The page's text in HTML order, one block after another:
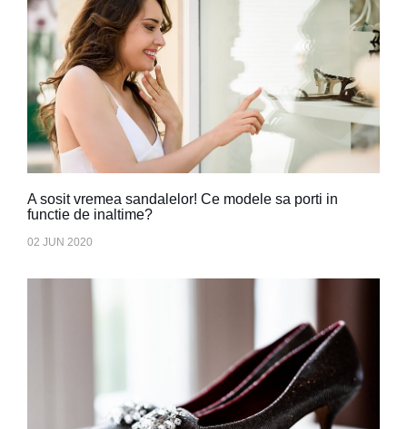
A sosit vremea sandalelor! Ce modele sa porti in
functie de inaltime?
02 JUN 2020